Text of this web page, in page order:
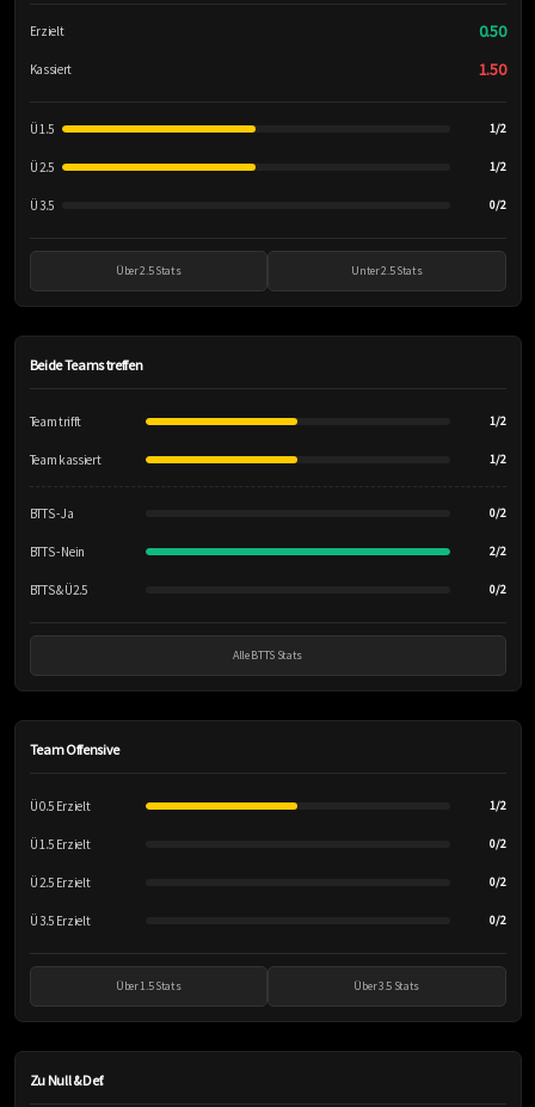
Erzielt 0.50
Kassiert 1.50
Ü 1.5 1/2
Ü 2.5 1/2
Ü 3.5 0/2
Über 2.5 Stats Unter 2.5 Stats
Beide Teams treffen
Team trifft 1/2
Team kassiert 1/2
BTTS - Ja 0/2
BTTS - Nein 2/2
BTTS & Ü2.5 0/2
Alle BTTS Stats
Team Offensive
Ü 0.5 Erzielt 1/2
Ü 1.5 Erzielt 0/2
Ü 2.5 Erzielt 0/2
Ü 3.5 Erzielt 0/2
Über 1.5 Stats Über 3.5 Stats
Zu Null & Def.